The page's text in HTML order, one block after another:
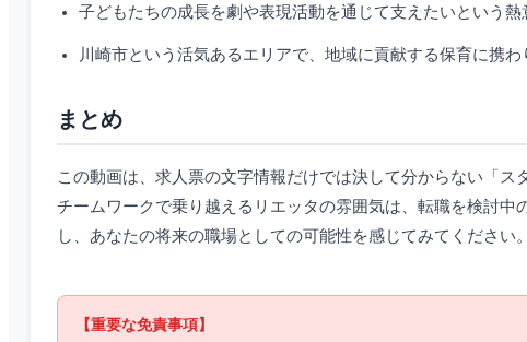
子どもたちの成長を劇や表現活動を通じて支えたいという熱
川崎市という活気あるエリアで、地域に貢献する保育に携わ
まとめ
この動画は、求人票の文字情報だけでは決して分からない「
チームワークで乗り越えるリエッタの雰囲気は、転職を検討
し、あなたの将来の職場としての可能性を感じてみてください。
【重要な免責事項】